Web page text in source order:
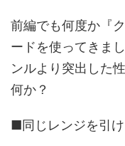
前編でも何度か『
ードを使ってきま
ンルより突出した
何か？
■同じレンジを引